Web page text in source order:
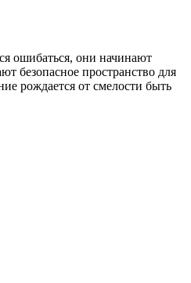
ошибаться, они начинают
безопасное пространство для
рождается от смелости быть